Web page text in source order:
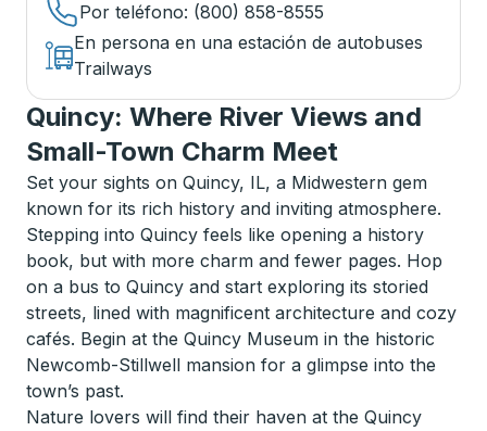
Por teléfono: (800) 858-8555
En persona en una estación de autobuses
Trailways
Quincy: Where River Views and
Small-Town Charm Meet
Set your sights on Quincy, IL, a Midwestern gem
known for its rich history and inviting atmosphere.
Stepping into Quincy feels like opening a history
book, but with more charm and fewer pages. Hop
on a bus to Quincy and start exploring its storied
streets, lined with magnificent architecture and cozy
cafés. Begin at the Quincy Museum in the historic
Newcomb-Stillwell mansion for a glimpse into the
town’s past.
Nature lovers will find their haven at the Quincy